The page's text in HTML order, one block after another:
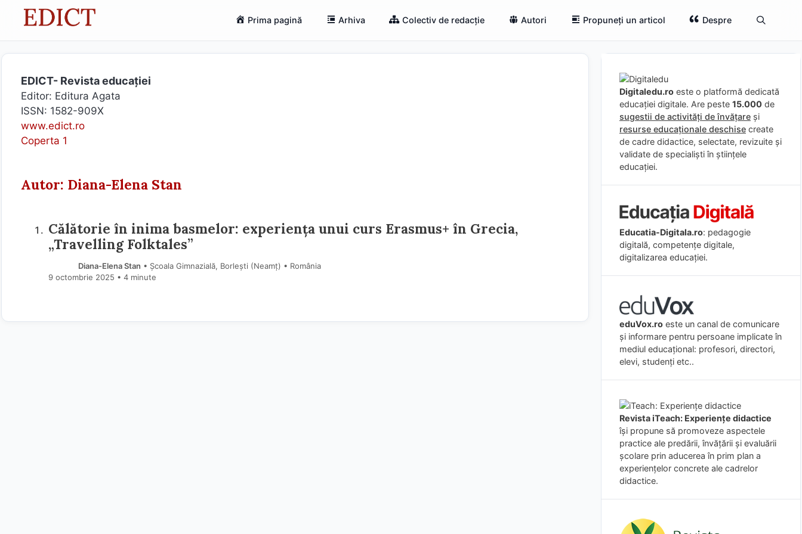
Prima pagină Arhiva Colectiv de redacție Autori Propuneți un articol Despre
EDICT- Revista educației
Editor: Editura Agata
ISSN: 1582-909X
www.edict.ro
Coperta 1
Autor: Diana-Elena Stan
Călătorie în inima basmelor: experiența unui curs Erasmus+ în Grecia,
„Travelling Folktales”
Diana-Elena Stan • Școala Gimnazială, Borlești (Neamţ) • România
9 octombrie 2025 • 4 minute
Digitaledu.ro este o platformă dedicată
educației digitale. Are peste 15.000 de
sugestii de activități de învățare și
resurse educaționale deschise create
de cadre didactice, selectate, revizuite și
validate de specialiști în științele
educației.
Educatia-Digitala.ro: pedagogie
digitală, competențe digitale,
digitalizarea educației.
eduVox.ro este un canal de comunicare
și informare pentru persoane implicate în
mediul educațional: profesori, directori,
elevi, studenți etc..
Revista iTeach: Experienţe didactice
îşi propune să promoveze aspectele
practice ale predării, învăţării şi evaluării
şcolare prin aducerea în prim plan a
experienţelor concrete ale cadrelor
didactice.